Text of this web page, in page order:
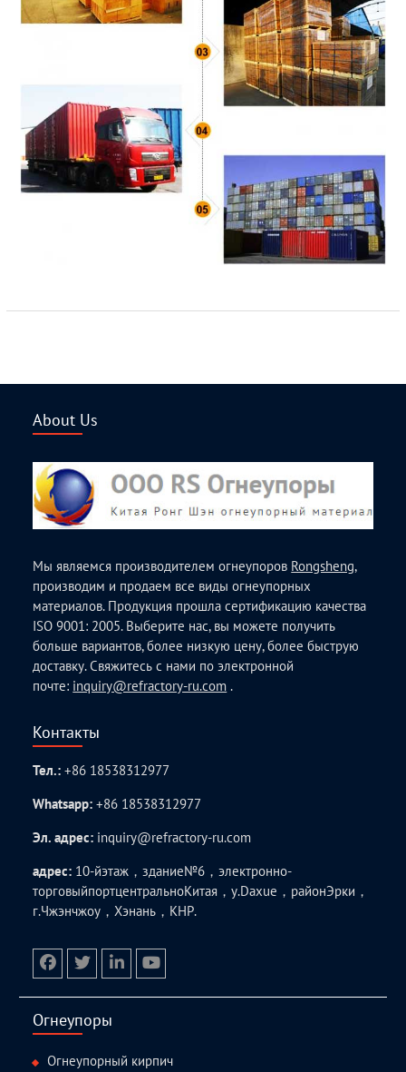
About Us
Мы являемся производителем огнеупоров Rongsheng,
производим и продаем все виды огнеупорных
материалов. Продукция прошла сертификацию качества
ISO 9001: 2005. Выберите нас, вы можете получить
больше вариантов, более низкую цену, более быструю
доставку. Свяжитесь с нами по электронной
почте: inquiry@refractory-ru.com .
Контакты
Тел.:+86 18538312977
Whatsapp:+86 18538312977
Эл. адрес: inquiry@refractory-ru.com
адрес: 10-йэтаж，здание№6，электронно-
торговыйпортцентральноКитая，у.Daxue，районЭрки，
г.Чжэнчжоу，Хэнань，КНР.
Огнеупоры
Огнеупорный кирпич